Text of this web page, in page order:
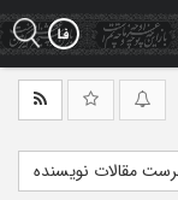
مقالات نویسنده